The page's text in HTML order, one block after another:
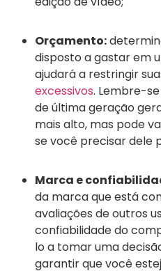
Orçamento:
disposto a gastar em
ajudará a restringir
excessivos. Lembre-
de última geração
mais alto, mas pode
se você precisar dele
Marca e
da marca que está
avaliações de outros
confiabilidade do
lo a tomar uma
garantir que você